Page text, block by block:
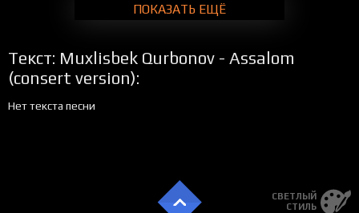
ПОКАЗАТЬ ЕЩЁ
Текст: Muxlisbek Qurbonov - Assalom
(consert version):
Нет текста песни
СВЕТЛЫЙ
СТИЛЬ